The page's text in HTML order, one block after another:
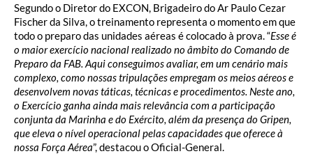
Segundo o Diretor do EXCON, Brigadeiro do Ar Paulo Cezar
Fischer da Silva, o treinamento representa o momento em que
todo o preparo das unidades aéreas é colocado à prova. “Esse é
o maior exercício nacional realizado no âmbito do Comando de
Preparo da FAB. Aqui conseguimos avaliar, em um cenário mais
complexo, como nossas tripulações empregam os meios aéreos e
desenvolvem novas táticas, técnicas e procedimentos. Neste ano,
o Exercício ganha ainda mais relevância com a participação
conjunta da Marinha e do Exército, além da presença do Gripen,
que eleva o nível operacional pelas capacidades que oferece à
nossa Força Aérea”, destacou o Oficial-General.